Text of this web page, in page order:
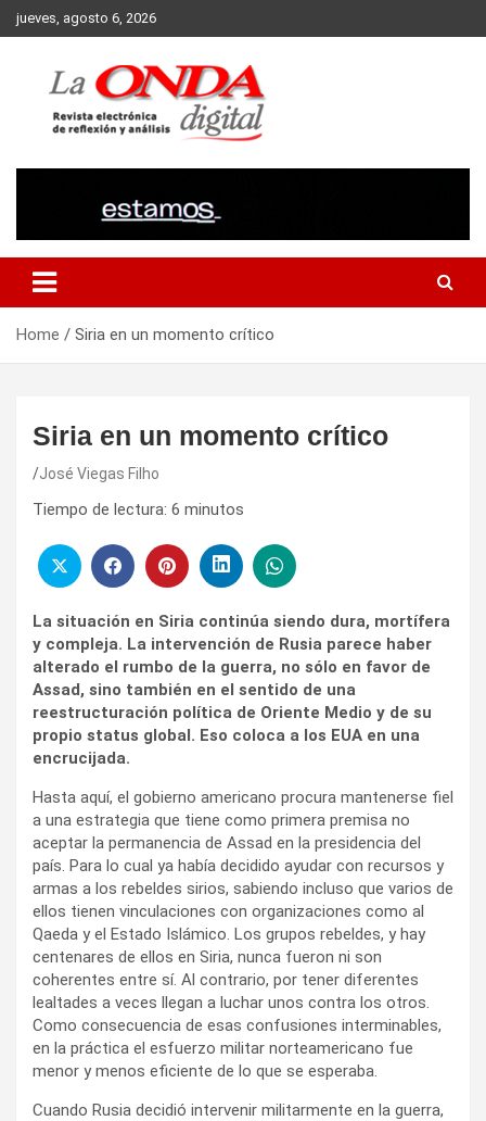
Skip
to
jueves, agosto 6, 2026
Home Siria en un momento crítico
Siria en un momento crítico
José Viegas Filho
Tiempo de lectura: 6 minutos
La situación en Siria continúa siendo dura, mortífera
y compleja. La intervención de Rusia parece haber
alterado el rumbo de la guerra, no sólo en favor de
Assad, sino también en el sentido de una
reestructuración política de Oriente Medio y de su
propio status global. Eso coloca a los EUA en una
encrucijada.
Hasta aquí, el gobierno americano procura mantenerse fiel
a una estrategia que tiene como primera premisa no
aceptar la permanencia de Assad en la presidencia del
país. Para lo cual ya había decidido ayudar con recursos y
armas a los rebeldes sirios, sabiendo incluso que varios de
ellos tienen vinculaciones con organizaciones como al
Qaeda y el Estado Islámico. Los grupos rebeldes, y hay
centenares de ellos en Siria, nunca fueron ni son
coherentes entre sí. Al contrario, por tener diferentes
lealtades a veces llegan a luchar unos contra los otros.
Como consecuencia de esas confusiones interminables,
en la práctica el esfuerzo militar norteamericano fue
menor y menos eficiente de lo que se esperaba.
Cuando Rusia decidió intervenir militarmente en la guerra,